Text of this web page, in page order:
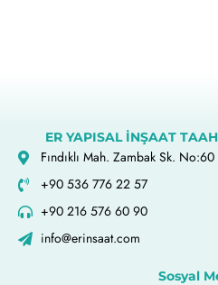
ER YAPISAL İNŞAAT
Fındıklı Mah. Zambak Sk.
+90 536 776 22 57
+90 216 576 60 90
info@erinsaat.com
Sosyal